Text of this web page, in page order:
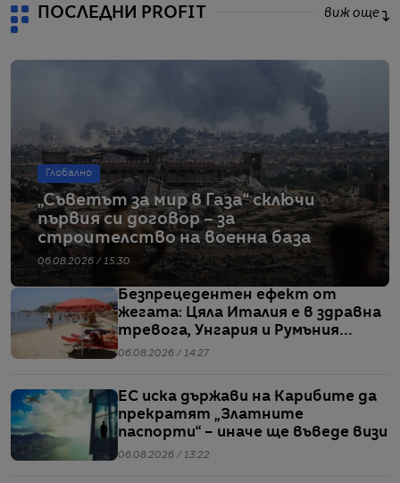
ПОСЛЕДНИ PROFIT виж още
Глобално
„Съветът за мир в Газа“ сключи
първия си договор – за
строителство на военна база
06.08.2026 / 15:30
Безпрецедентен ефект от
жегата: Цяла Италия е в здравна
тревога, Унгария и Румъния
пестят електричество
06.08.2026 / 14:27
ЕС иска държави на Карибите да
прекратят „Златните
паспорти“ – иначе ще въведе визи
06.08.2026 / 13:22